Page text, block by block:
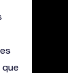
que